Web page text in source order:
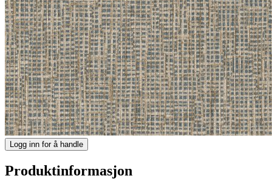
Logg inn for å handle
Produktinformasjon